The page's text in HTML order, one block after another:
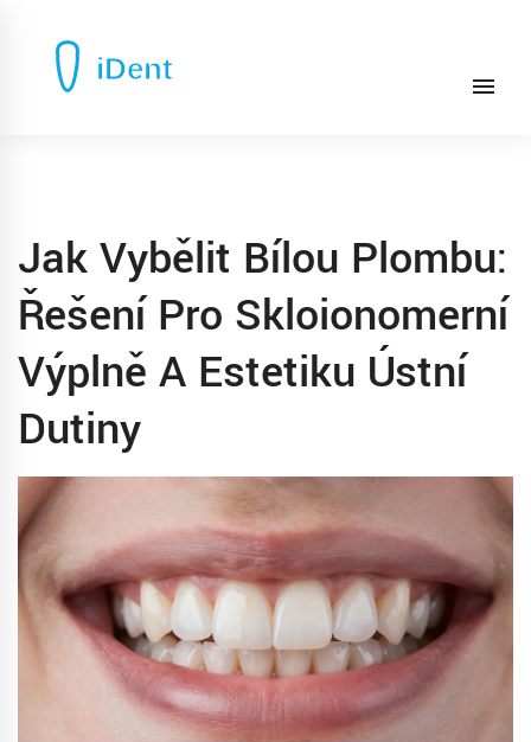
Jak Vybělit Bílou Plombu:
Řešení Pro Skloionomerní
Výplně A Estetiku Ústní
Dutiny